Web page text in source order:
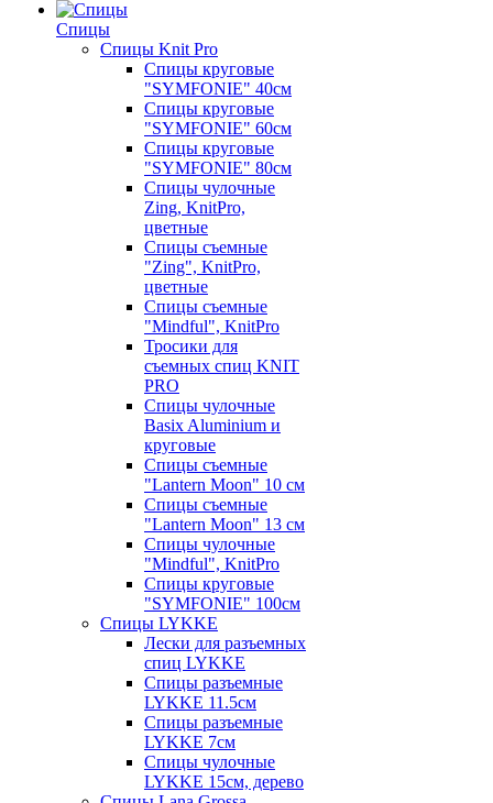
Спицы
Спицы Knit Pro
Спицы круговые
"SYMFONIE" 40см
Спицы круговые
"SYMFONIE" 60см
Спицы круговые
"SYMFONIE" 80см
Спицы чулочные
Zing, KnitPro,
цветные
Спицы съемные
"Zing", KnitPro,
цветные
Спицы съемные
"Mindful", KnitPro
Тросики для
съемных спиц KNIT
PRO
Спицы чулочные
Basix Aluminium и
круговые
Спицы съемные
"Lantern Moon" 10 см
Спицы съемные
"Lantern Moon" 13 см
Спицы чулочные
"Mindful", KnitPro
Спицы круговые
"SYMFONIE" 100см
Спицы LYKKE
Лески для разъемных
спиц LYKKE
Спицы разъемные
LYKKE 11.5см
Спицы разъемные
LYKKE 7см
Спицы чулочные
LYKKE 15см, дерево